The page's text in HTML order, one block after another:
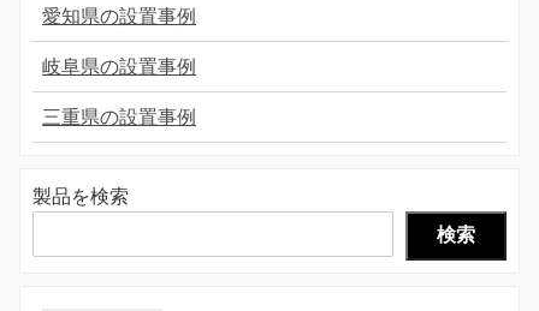
愛知県の設置事例
岐阜県の設置事例
三重県の設置事例
製品を検索
検索